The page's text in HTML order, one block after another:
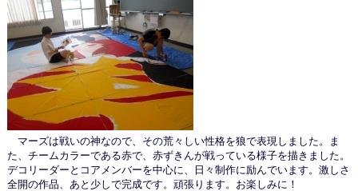
マーズは戦いの神なので、その荒々しい性格を狼で表現しました。ま
た、チームカラーである赤で、赤ずきんが戦っている様子を描きました。
デコリーダーとコアメンバーを中心に、日々制作に励んでいます。激しさ
全開の作品、あと少しで完成です。頑張ります。お楽しみに！